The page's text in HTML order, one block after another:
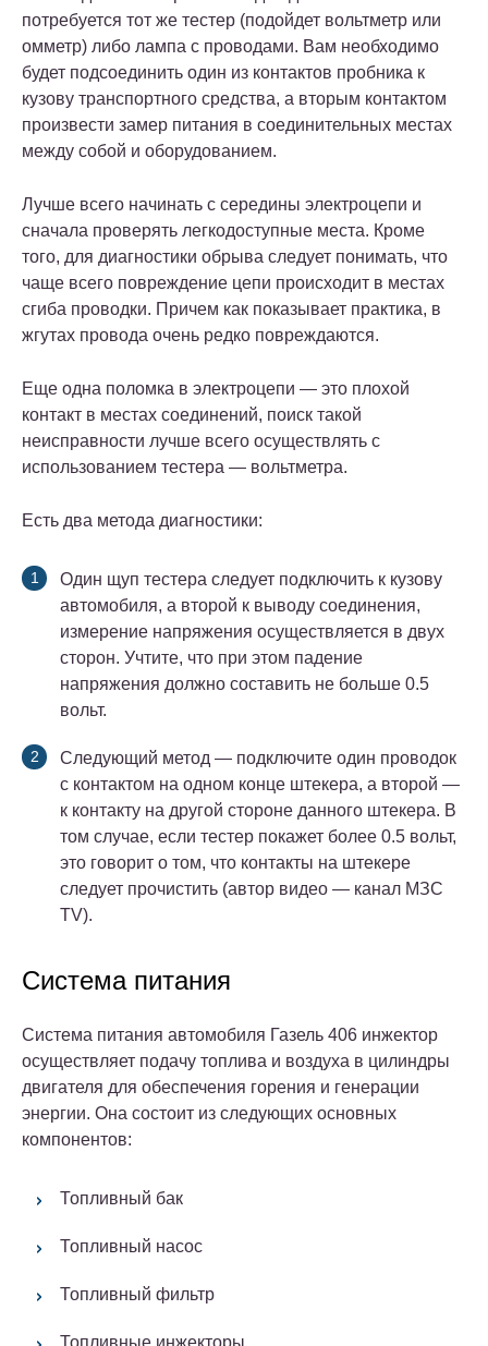
потребуется тот же тестер (подойдет вольтметр или
омметр) либо лампа с проводами. Вам необходимо
будет подсоединить один из контактов пробника к
кузову транспортного средства, а вторым контактом
произвести замер питания в соединительных местах
между собой и оборудованием.
Лучше всего начинать с середины электроцепи и
сначала проверять легкодоступные места. Кроме
того, для диагностики обрыва следует понимать, что
чаще всего повреждение цепи происходит в местах
сгиба проводки. Причем как показывает практика, в
жгутах провода очень редко повреждаются.
Еще одна поломка в электроцепи — это плохой
контакт в местах соединений, поиск такой
неисправности лучше всего осуществлять с
использованием тестера — вольтметра.
Есть два метода диагностики:
Один щуп тестера следует подключить к кузову
автомобиля, а второй к выводу соединения,
измерение напряжения осуществляется в двух
сторон. Учтите, что при этом падение
напряжения должно составить не больше 0.5
вольт.
Следующий метод — подключите один проводок
с контактом на одном конце штекера, а второй —
к контакту на другой стороне данного штекера. В
том случае, если тестер покажет более 0.5 вольт,
это говорит о том, что контакты на штекере
следует прочистить (автор видео — канал МЗС
TV).
Система питания
Система питания автомобиля Газель 406 инжектор
осуществляет подачу топлива и воздуха в цилиндры
двигателя для обеспечения горения и генерации
энергии. Она состоит из следующих основных
компонентов:
Топливный бак
Топливный насос
Топливный фильтр